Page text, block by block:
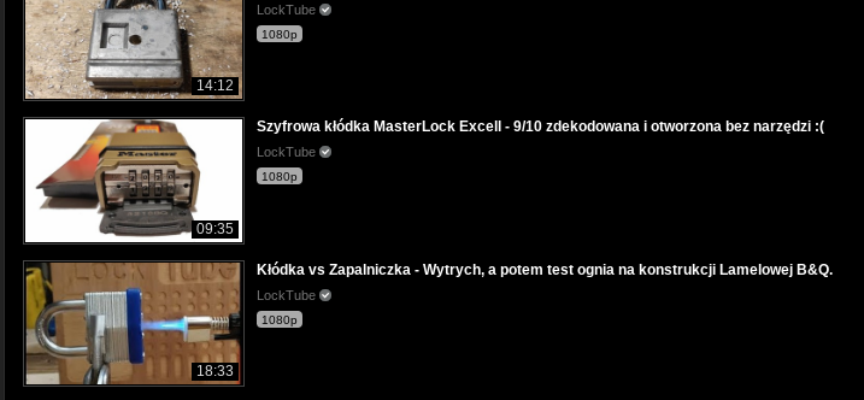
14:12
LockTube
1080p
09:35
Szyfrowa kłódka MasterLock Excell - 9/10 zdekodowana i otworzona bez narzędzi :(
LockTube
1080p
18:33
Kłódka vs Zapalniczka - Wytrych, a potem test ognia na konstrukcji Lamelowej B&Q.
LockTube
1080p